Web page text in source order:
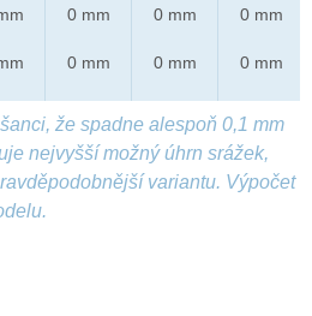
0 mm
0 mm
0 mm
0 mm
0 mm
0 mm
že spadne alespoň 0,1 mm
nejvyšší možný úhrn srážek,
variantu. Výpočet